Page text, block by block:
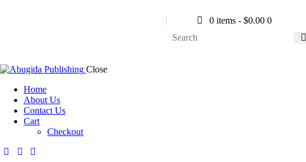
0 items - $0.00 0
Close
Home
About Us
Contact Us
Cart
Checkout